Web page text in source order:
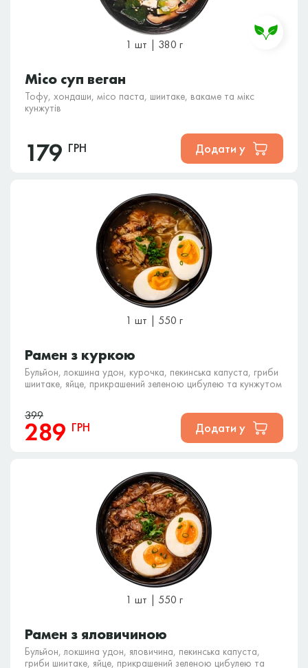
1 шт | 380 г
Місо суп веган
Тофу, хондаши, місо паста, шиитаке, вакаме та мікс
кунжутів
179 ГРН Додати у
1 шт | 550 г
Рамен з куркою
Бульйон, локшина удон, курочка, пекинська капуста, гриби
шиитаке, яйце, прикрашений зеленою цибулею та кунжутом
399
289 ГРН Додати у
1 шт | 550 г
Рамен з яловичиною
Бульйон, локшина удон, яловичина, пекинська капуста,
гриби шиитаке, яйце, прикрашений зеленою цибулею та